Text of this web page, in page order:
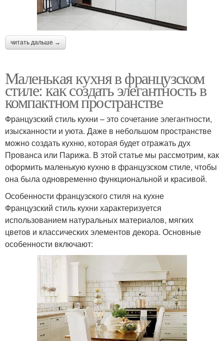
читать дальше →
Маленькая кухня в французском
стиле: как создать элегантность в
компактном пространстве
Французский стиль кухни – это сочетание элегантности,
изысканности и уюта. Даже в небольшом пространстве
можно создать кухню, которая будет отражать дух
Прованса или Парижа. В этой статье мы рассмотрим, как
оформить маленькую кухню в французском стиле, чтобы
она была одновременно функциональной и красивой.
Особенности французского стиля на кухне
Французский стиль кухни характеризуется
использованием натуральных материалов, мягких
цветов и классических элементов декора. Основные
особенности включают: